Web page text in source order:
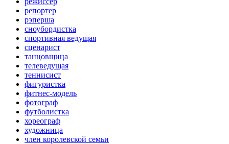
репортер
рэперша
сноубордистка
спортивная ведущая
сценарист
танцовщица
телеведущая
теннисист
фигуристка
фитнес-модель
фотограф
футболистка
хореограф
художница
член королевской семьи